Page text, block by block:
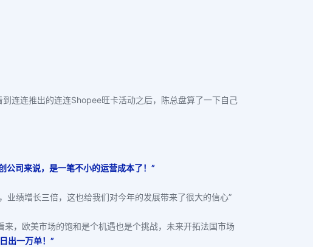
到连连推出的连连Shopee旺卡活动之后，陈总盘算了一下自己
司来说，是一笔不小的运营成本了！”
绩增长三倍，这也给我们对今年的发展带来了很大的信心”
，欧美市场的饱和是个机遇也是个挑战，未来开拓法国市场
出一万单！”